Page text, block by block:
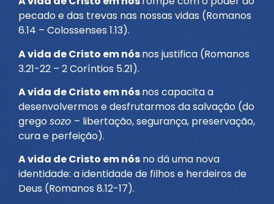
pecado e das trevas nas nossas vidas (Romanos
6.14 – Colossenses 1.13).
A vida de Cristo em nósnos justifica (Romanos
3.21-22 – 2 Coríntios 5.21).
A vida de Cristo em nósnos capacita a
desenvolvermos e desfrutarmos da salvação (do
gregosozo – libertação, segurança, preservação,
cura e perfeição).
A vida de Cristo em nós no dá uma nova
identidade: a identidade de filhos e herdeiros de
Deus (Romanos 8.12-17).